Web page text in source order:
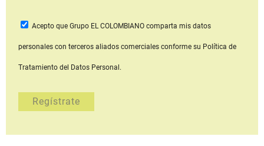
Acepto que Grupo EL COLOMBIANOcomparta mis datos
personales con terceros aliados comerciales conforme su Política de
Tratamiento del Datos Personal.